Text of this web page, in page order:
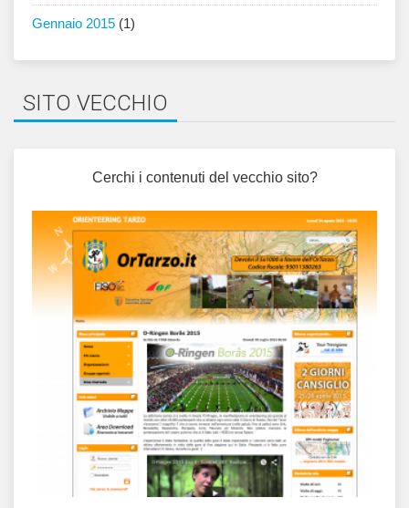
Gennaio 2015 (1)
SITO VECCHIO
Cerchi i contenuti del vecchio sito?